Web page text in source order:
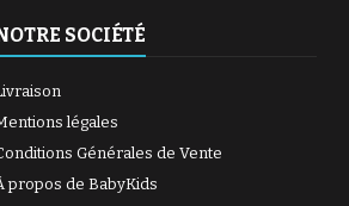
SOCIÉTÉ
légales
Générales de Vente
propos de BabyKids